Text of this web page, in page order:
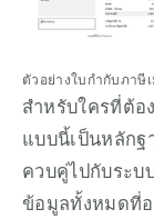
ตัวอย่างใบกำกับภาษี
สำหรับใครที่ต้อ
แบบนี้เป็นหลักฐ
ควบคู่ไปกับระบ
ข้อมูลทั้งหมดที่อ